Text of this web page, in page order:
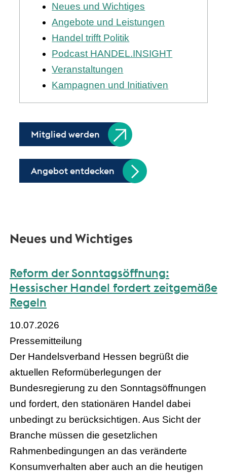
Neues und Wichtiges
Angebote und Leistungen
Handel trifft Politik
Podcast HANDEL.INSIGHT
Veranstaltungen
Kampagnen und Initiativen
Mitglied werden
Angebot entdecken
Neues und Wichtiges
Reform der Sonntagsöffnung:
Hessischer Handel fordert zeitgemäße
Regeln
10.07.2026
Pressemitteilung
Der Handelsverband Hessen begrüßt die
aktuellen Reformüberlegungen der
Bundesregierung zu den Sonntagsöffnungen
und fordert, den stationären Handel dabei
unbedingt zu berücksichtigen. Aus Sicht der
Branche müssen die gesetzlichen
Rahmenbedingungen an das veränderte
Konsumverhalten aber auch an die heutigen